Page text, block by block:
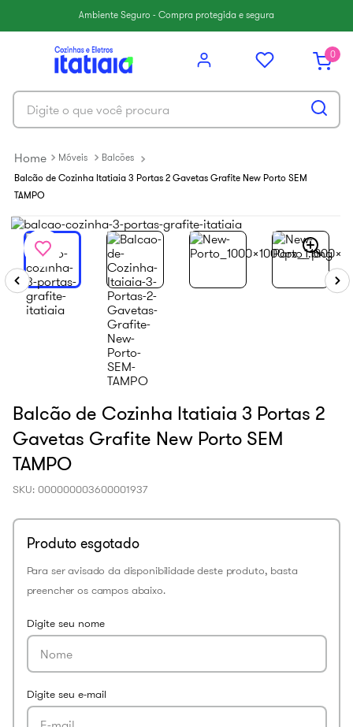
Ambiente Seguro - Compra protegida e segura
0
Digite o que você procura
Móveis
Balcões
Balcão de Cozinha Itatiaia 3 Portas 2 Gavetas Grafite New Porto SEM
TAMPO
Balcão de Cozinha Itatiaia 3 Portas 2
Gavetas Grafite New Porto SEM
TAMPO
SKU: 000000003600001937
paneleiro
renova
9º
armário cozinha
aço